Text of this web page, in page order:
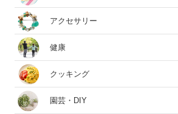
アクセサリー
健康
クッキング
園芸・DIY